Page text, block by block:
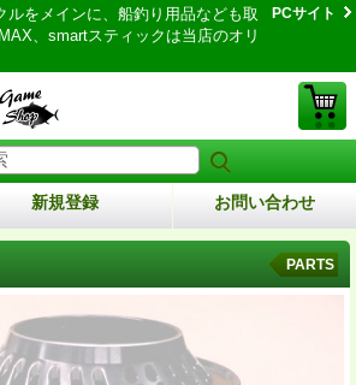
ルをメインに、船釣り用品なども取
、smartスティックは当店のオリ
PCサイト
新規登録 お問い合わせ
PARTS